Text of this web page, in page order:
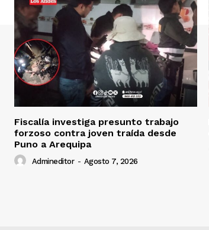
Fiscalía investiga presunto trabajo
forzoso contra joven traída desde
Puno a Arequipa
Admineditor - Agosto 7, 2026